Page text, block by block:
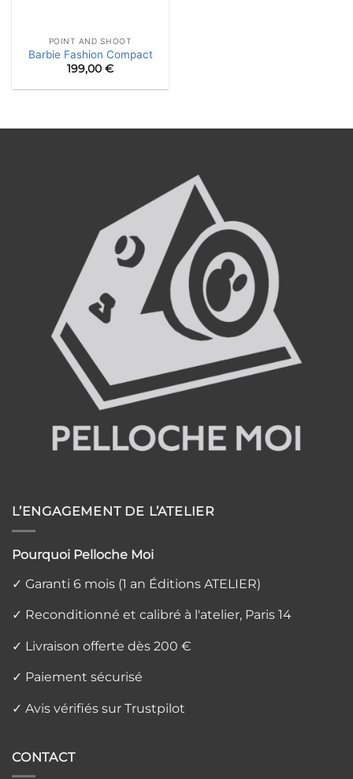
POINT AND SHOOT
Barbie Fashion Compact
199,00 €
L’ENGAGEMENT DE L’ATELIER
Pourquoi Pelloche Moi
✓ Garanti 6 mois (1 an Éditions ATELIER)
✓ Reconditionné et calibré à l'atelier, Paris 14
✓ Livraison offerte dès 200 €
✓ Paiement sécurisé
✓ Avis vérifiés sur Trustpilot
CONTACT